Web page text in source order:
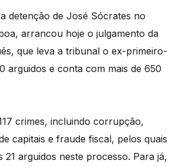
detenção de José Sócrates no
arrancou hoje o julgamento da
que leva a tribunal o ex-primeiro-
arguidos e conta com mais de 650
crimes, incluindo corrupção,
capitais e fraude fiscal, pelos quais
21 arguidos neste processo. Para já,